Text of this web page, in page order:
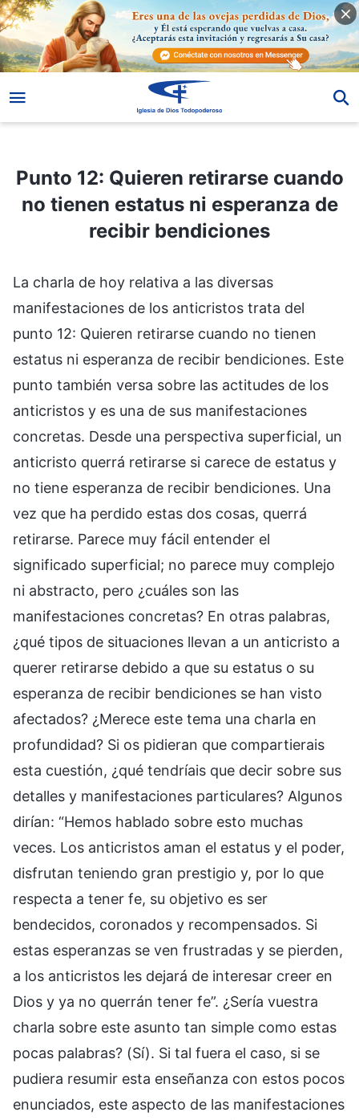
Punto 12: Quieren retirarse cuando
no tienen estatus ni esperanza de
recibir bendiciones
La charla de hoy relativa a las diversas
manifestaciones de los anticristos trata del
punto 12: Quieren retirarse cuando no tienen
estatus ni esperanza de recibir bendiciones. Este
punto también versa sobre las actitudes de los
anticristos y es una de sus manifestaciones
concretas. Desde una perspectiva superficial, un
anticristo querrá retirarse si carece de estatus y
no tiene esperanza de recibir bendiciones. Una
vez que ha perdido estas dos cosas, querrá
retirarse. Parece muy fácil entender el
significado superficial; no parece muy complejo
ni abstracto, pero ¿cuáles son las
manifestaciones concretas? En otras palabras,
¿qué tipos de situaciones llevan a un anticristo a
querer retirarse debido a que su estatus o su
esperanza de recibir bendiciones se han visto
afectados? ¿Merece este tema una charla en
profundidad? Si os pidieran que compartierais
esta cuestión, ¿qué tendríais que decir sobre sus
detalles y manifestaciones particulares? Algunos
dirían: “Hemos hablado sobre esto muchas
veces. Los anticristos aman el estatus y el poder,
disfrutan teniendo gran prestigio y, por lo que
respecta a tener fe, su objetivo es ser
bendecidos, coronados y recompensados. Si
estas esperanzas se ven frustradas y se pierden,
a los anticristos les dejará de interesar creer en
Dios y ya no querrán tener fe”. ¿Sería vuestra
charla sobre este asunto tan simple como estas
pocas palabras? (Sí). Si tal fuera el caso, si se
pudiera resumir esta enseñanza con estos pocos
enunciados, este aspecto de las manifestaciones